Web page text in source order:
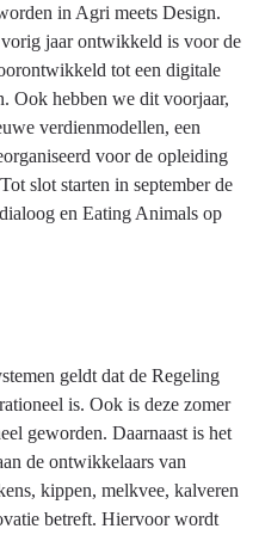
in Agri meets Design.
jaar ontwikkeld is voor de
tot een digitale
Ook hebben we dit voorjaar,
verdienmodellen, een
voor de opleiding
slot starten in september de
en Eating Animals op
geldt dat de Regeling
is. Ook is deze zomer
geworden. Daarnaast is het
de ontwikkelaars van
kippen, melkvee, kalveren
betreft. Hiervoor wordt